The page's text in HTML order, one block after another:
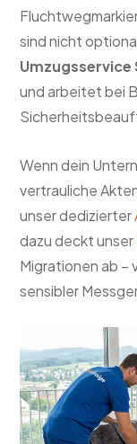
sind nicht
Umzugsservice
und arbeitet bei
Wenn dein
vertrauliche
unser dedizierter
dazu deckt unser
Migrationen ab –
sensibler